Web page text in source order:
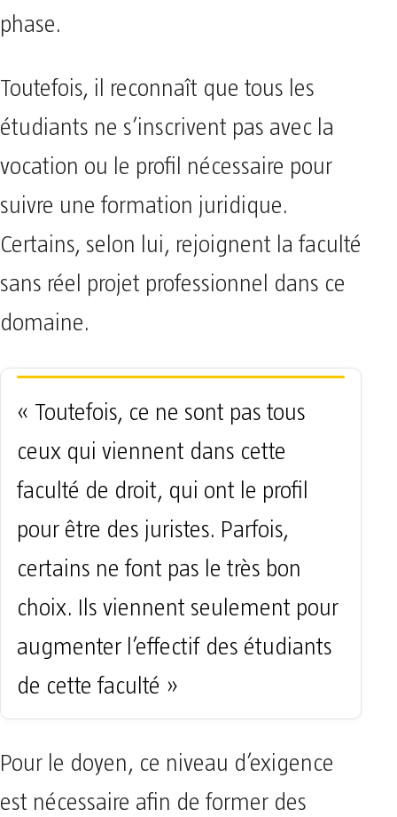
phase.
Toutefois, il reconnaît que tous les
étudiants ne s’inscrivent pas avec la
vocation ou le profil nécessaire pour
suivre une formation juridique.
Certains, selon lui, rejoignent la faculté
sans réel projet professionnel dans ce
domaine.
« Toutefois, ce ne sont pas tous
ceux qui viennent dans cette
faculté de droit, qui ont le profil
pour être des juristes. Parfois,
certains ne font pas le très bon
choix. Ils viennent seulement pour
augmenter l’effectif des étudiants
de cette faculté »
Pour le doyen, ce niveau d’exigence
est nécessaire afin de former des